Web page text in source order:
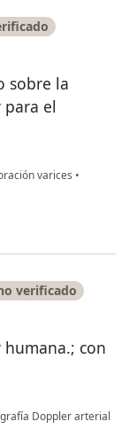
sobre la
para el
varices •
verificado
con
Doppler arterial